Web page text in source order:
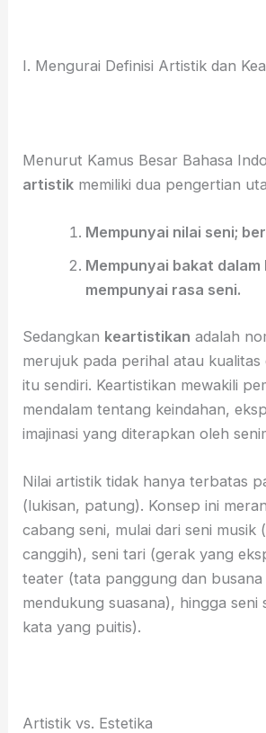
I. Mengurai Definisi Artistik dan
Menurut Kamus Besar Bahasa
artistik memiliki dua pengertian
Mempunyai nilai seni;
Mempunyai bakat dalam
mempunyai rasa seni.
Sedangkan keartistikan adalah
merujuk pada perihal atau
itu sendiri. Keartistikan mewakili
mendalam tentang keindahan,
imajinasi yang diterapkan oleh
Nilai artistik tidak hanya terbatas
(lukisan, patung). Konsep ini
cabang seni, mulai dari seni musik
canggih), seni tari (gerak yang
teater (tata panggung dan busana
mendukung suasana), hingga seni
kata yang puitis).
Artistik vs. Estetika